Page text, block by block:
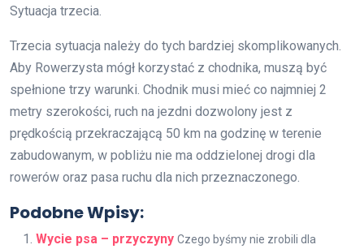
Sytuacja trzecia.
Trzecia sytuacja należy do tych bardziej skomplikowanych.
Aby Rowerzysta mógł korzystać z chodnika, muszą być
spełnione trzy warunki. Chodnik musi mieć co najmniej 2
metry szerokości, ruch na jezdni dozwolony jest z
prędkością przekraczającą 50 km na godzinę w terenie
zabudowanym, w pobliżu nie ma oddzielonej drogi dla
rowerów oraz pasa ruchu dla nich przeznaczonego.
Podobne Wpisy:
Wycie psa – przyczyny Czego byśmy nie zrobili dla